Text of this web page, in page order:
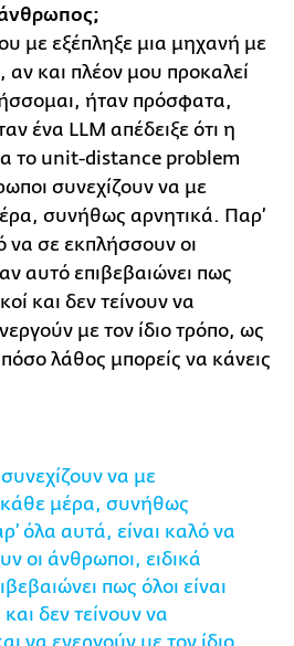
με εξέπληξε μια μηχανή με
αν και πλέον μου προκαλεί
ήταν πρόσφατα,
ένα LLM απέδειξε ότι η
το unit-distance problem
συνεχίζουν να με
συνήθως αρνητικά. Παρ’
να σε εκπλήσσουν οι
αυτό επιβεβαιώνει πως
και δεν τείνουν να
με τον ίδιο τρόπο, ως
λάθος μπορείς να κάνεις
να με
μέρα, συνήθως
όλα αυτά, είναι καλό να
οι άνθρωποι, ειδικά
πως όλοι είναι
δεν τείνουν να
να ενεργούν με τον ίδιο